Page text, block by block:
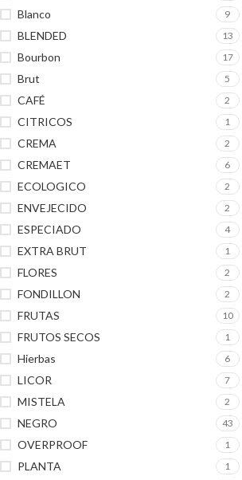
Blanco 9
BLENDED 13
Bourbon 17
Brut 5
CAFÉ 2
CITRICOS 1
CREMA 2
CREMAET 6
ECOLOGICO 2
ENVEJECIDO 2
ESPECIADO 4
EXTRA BRUT 1
FLORES 2
FONDILLON 2
FRUTAS 10
FRUTOS SECOS 1
Hierbas 6
LICOR 7
MISTELA 2
NEGRO 43
OVERPROOF 1
PLANTA 1